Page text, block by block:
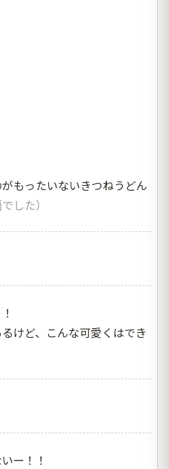
もったいないきつねうどん
した）
けど、こんな可愛くはでき
ー！！